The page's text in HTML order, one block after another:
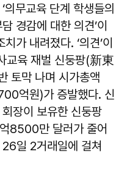
무교육 단계 학생들의
경감에 대한 의견’이
가 내려졌다. ‘의견’이
교육 재벌 신둥팡(新東
토막 나며 시가총액
억원)가 증발했다. 신
장이 보유한 신둥팡
8500만 달러가 줄어
일 2거래일에 걸쳐